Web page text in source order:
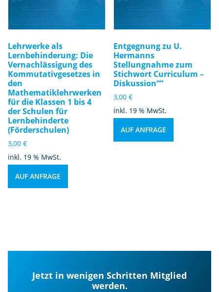
Lehrwerke als
Lernbehinderung: Die
Vernachlässigung des
Kommutativgesetzes in
den
Mathematiklehrwerken
für die Klassen 1 bis 4
der Schulen für
Lernbehinderte
(Förderschulen)
3,00 €
inkl. 19 % MwSt.
AUF ANFRAGE
Entgegnung zu U.
Hermanns
Stellungnahme zum
Stichwort Curriculum –
Diskussion““
3,00€
inkl. 19 % MwSt.
AUF ANFRAGE
Jetzt in wenigen Schritten Mitglied
werden.